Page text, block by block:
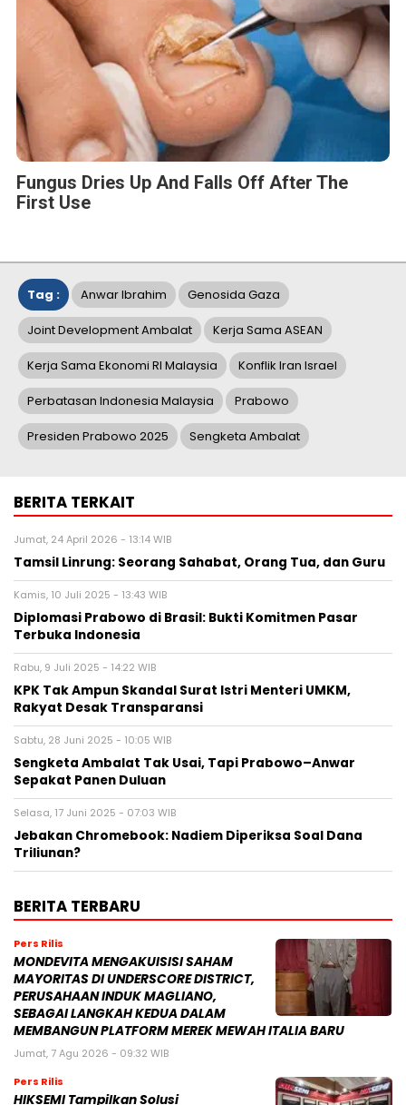
Fungus Dries Up And Falls Off After The
First Use
Tag : Anwar Ibrahim Genosida Gaza
Joint Development Ambalat Kerja Sama ASEAN
Kerja Sama Ekonomi RI Malaysia Konflik Iran Israel
Perbatasan Indonesia Malaysia Prabowo
Presiden Prabowo 2025 Sengketa Ambalat
BERITA TERKAIT
Jumat, 24 April 2026 - 13:14 WIB
Tamsil Linrung: Seorang Sahabat, Orang Tua, dan Guru
Kamis, 10 Juli 2025 - 13:43 WIB
Diplomasi Prabowo di Brasil: Bukti Komitmen Pasar
Terbuka Indonesia
Rabu, 9 Juli 2025 - 14:22 WIB
KPK Tak Ampun Skandal Surat Istri Menteri UMKM,
Rakyat Desak Transparansi
Sabtu, 28 Juni 2025 - 10:05 WIB
Sengketa Ambalat Tak Usai, Tapi Prabowo–Anwar
Sepakat Panen Duluan
Selasa, 17 Juni 2025 - 07:03 WIB
Jebakan Chromebook: Nadiem Diperiksa Soal Dana
Triliunan?
BERITA TERBARU
Pers Rilis
MONDEVITA MENGAKUISISI SAHAM
MAYORITAS DI UNDERSCORE DISTRICT,
PERUSAHAAN INDUK MAGLIANO,
SEBAGAI LANGKAH KEDUA DALAM
MEMBANGUN PLATFORM MEREK MEWAH ITALIA BARU
Jumat, 7 Agu 2026 - 09:32 WIB
Pers Rilis
HIKSEMI Tampilkan Solusi